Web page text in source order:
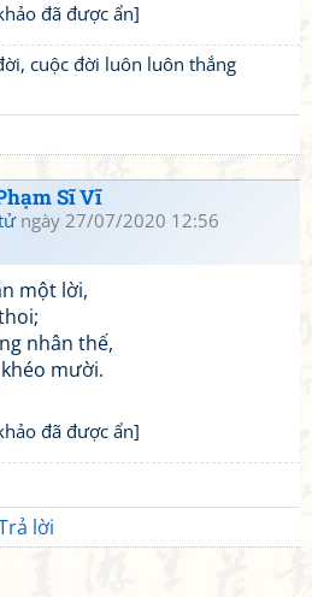
đã được ẩn]
cuộc đời luôn luôn thắng
Sĩ Vĩ
ngày 27/07/2020 12:56
một lời,
nhân thế,
mười.
đã được ẩn]
lời